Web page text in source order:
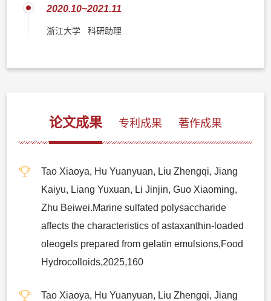
2020.10~2021.11
浙江大学 科研助理
论文成果 专利成果 著作成果
Tao Xiaoya, Hu Yuanyuan, Liu Zhengqi, Jiang
Kaiyu, Liang Yuxuan, Li Jinjin, Guo Xiaoming,
Zhu Beiwei.Marine sulfated polysaccharide
affects the characteristics of astaxanthin-loaded
oleogels prepared from gelatin emulsions,Food
Hydrocolloids,2025,160
Tao Xiaoya, Hu Yuanyuan, Liu Zhengqi, Jiang